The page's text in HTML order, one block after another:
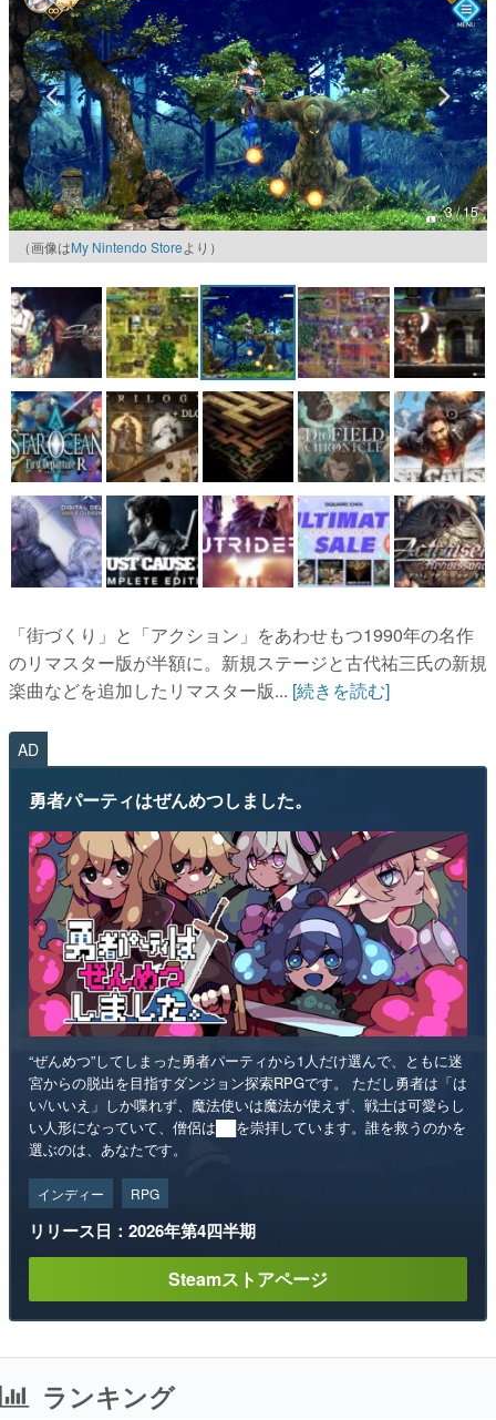
ゲームが変えた日本語
「経験値」「裏技」「ラスボス」… ゲームにまつわる言葉
の起源や用法の変遷を、コンピューター文化史研究家・タ
イニーP氏が徹底調査。
カテゴリ
特集記事
マンガ
女性向け
アプリレビュー
その他
電ファミニコゲーマーとは？
運営：株式会社マレ
3 / 15
（画像はMy Nintendo Storeより）
「街づくり」と「アクション」をあわせもつ1990年の名作
のリマスター版が半額に。新規ステージと古代祐三氏の新規
楽曲などを追加したリマスター版... [続きを読む]
AD
勇者パーティはぜんめつしました。
“ぜんめつ”してしまった勇者パーティから1人だけ選んで、ともに迷
宮からの脱出を目指すダンジョン探索RPGです。 ただし勇者は「は
い/いいえ」しか喋れず、魔法使いは魔法が使えず、戦士は可愛らし
い人形になっていて、僧侶は██を崇拝しています。誰を救うのかを
選ぶのは、あなたです。
インディー RPG
リリース日：2026年第4四半期
Steamストアページ
ランキング